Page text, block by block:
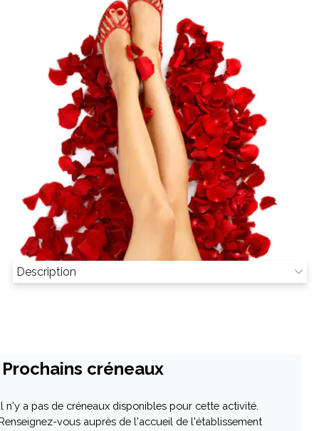
Description
Prochains créneaux
n'y a pas de créneaux disponibles pour cette activité.
vous auprès de l'accueil de l'établissement